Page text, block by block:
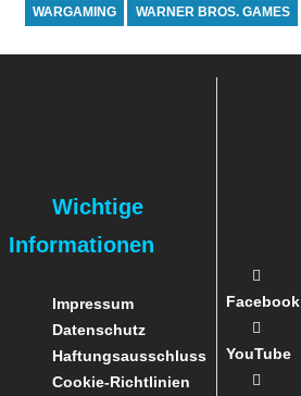
WARGAMING WARNER BROS. GAMES
Wichtige
Informationen
Impressum
Datenschutz
Haftungsausschluss
Cookie-Richtlinien
Facebook
YouTube